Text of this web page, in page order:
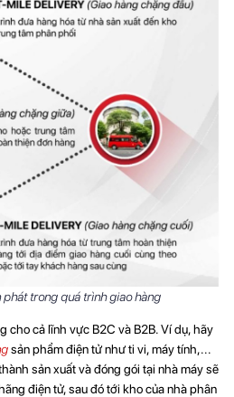
phát trong quá trình giao hàng
cho cả lĩnh vực B2C và B2B. Ví dụ, hãy
sản phẩm điện tử như ti vi, máy tính,...
sản xuất và đóng gói tại nhà máy sẽ
điện tử, sau đó tới kho của nhà phân